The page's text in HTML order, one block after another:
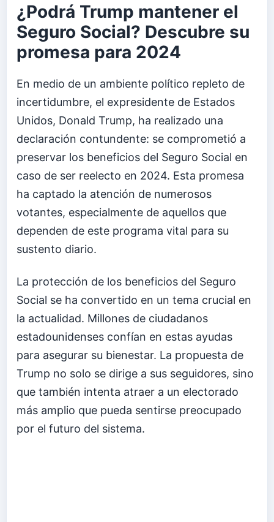
¿Podrá Trump mantener el
Seguro Social? Descubre su
promesa para 2024
En medio de un ambiente político repleto de
incertidumbre, el expresidente de Estados
Unidos, Donald Trump, ha realizado una
declaración contundente: se comprometió a
preservar los beneficios del Seguro Social en
caso de ser reelecto en 2024. Esta promesa
ha captado la atención de numerosos
votantes, especialmente de aquellos que
dependen de este programa vital para su
sustento diario.
La protección de los beneficios del Seguro
Social se ha convertido en un tema crucial en
la actualidad. Millones de ciudadanos
estadounidenses confían en estas ayudas
para asegurar su bienestar. La propuesta de
Trump no solo se dirige a sus seguidores, sino
que también intenta atraer a un electorado
más amplio que pueda sentirse preocupado
por el futuro del sistema.